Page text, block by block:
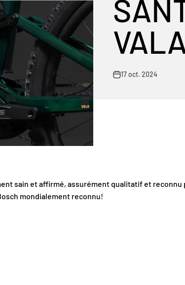
17 oct. 2024
sain et affirmé, assurément qualitatif et reconnu
mondialement reconnu!